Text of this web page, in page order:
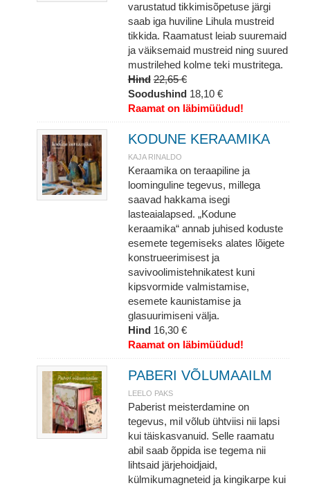
varustatud tikkimisõpetuse järgi
saab iga huviline Lihula mustreid
tikkida. Raamatust leiab suuremaid
ja väiksemaid mustreid ning suured
mustrilehed kolme teki mustritega.
Hind 22,65 €
Soodushind 18,10 €
Raamat on läbimüüdud!
KODUNE KERAAMIKA
KAJA RINALDO
Keraamika on teraapiline ja
loominguline tegevus, millega
saavad hakkama isegi
lasteaialapsed. „Kodune
keraamika“ annab juhised koduste
esemete tegemiseks alates lõigete
konstrueerimisest ja
savivoolimistehnikatest kuni
kipsvormide valmistamise,
esemete kaunistamise ja
glasuurimiseni välja.
Hind 16,30 €
Raamat on läbimüüdud!
PABERI VÕLUMAAILM
LEELO PAKS
Paberist meisterdamine on
tegevus, mil võlub ühtviisi nii lapsi
kui täiskasvanuid. Selle raamatu
abil saab õppida ise tegema nii
lihtsaid järjehoidjaid,
külmikumagneteid ja kingikarpe kui